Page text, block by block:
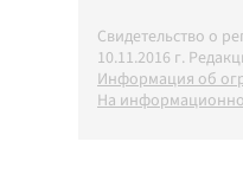
Свидетельство о
10.11.2016 г.
Информация об
На